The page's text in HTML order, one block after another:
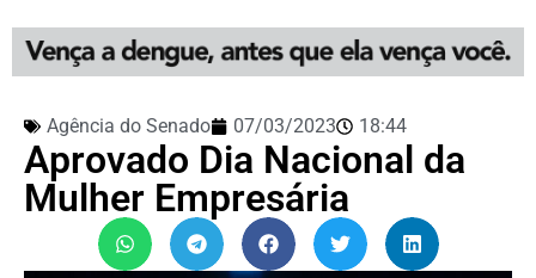
Agência do Senado 07/03/2023 18:44
Aprovado Dia Nacional da
Mulher Empresária